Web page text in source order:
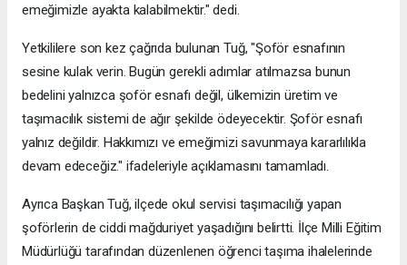
emeğimizle ayakta kalabilmektir." dedi.
Yetkililere son kez çağrıda bulunan Tuğ, "Şoför esnafının
sesine kulak verin. Bugün gerekli adımlar atılmazsa bunun
bedelini yalnızca şoför esnafı değil, ülkemizin üretim ve
taşımacılık sistemi de ağır şekilde ödeyecektir. Şoför esnafı
yalnız değildir. Hakkımızı ve emeğimizi savunmaya kararlılıkla
devam edeceğiz." ifadeleriyle açıklamasını tamamladı.
Ayrıca Başkan Tuğ, ilçede okul servisi taşımacılığı yapan
şoförlerin de ciddi mağduriyet yaşadığını belirtti. İlçe Milli Eğitim
Müdürlüğü tarafından düzenlenen öğrenci taşıma ihalelerinde